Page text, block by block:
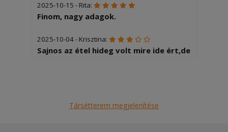
2025-10-15 - Rita:
Finom, nagy adagok.
2025-10-04 - Krisztina:
Sajnos az étel hideg volt mire ide ért,de
Társétterem megjelenítése